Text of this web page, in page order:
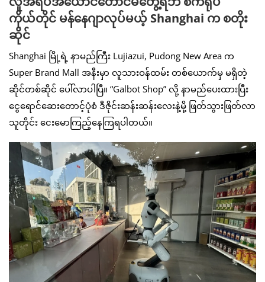
ကိုယ်တိုင် မန်နေဂျာလုပ်မယ့် Shanghai က စတိုး
ဆိုင်
Shanghai မြို့ရဲ့ နာမည်ကြီး Lujiazui, Pudong New Area က
Super Brand Mall အနီးမှာ လူသားဝန်ထမ်း တစ်ယောက်မှ မရှိတဲ့
ဆိုင်တစ်ဆိုင် ပေါ်လာပါပြီ။ “Galbot Shop” လို့ နာမည်ပေးထားပြီး
ငွေရောင်ဆေးတောင့်ပုံစံ ဒီဇိုင်းဆန်းဆန်းလေးနဲ့မို့ ဖြတ်သွားဖြတ်လာ
သူတိုင်း ငေးမောကြည့်နေကြရပါတယ်။